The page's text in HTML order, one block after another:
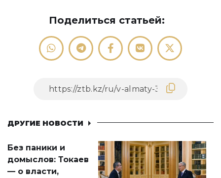
Поделиться статьей:
ДРУГИЕ НОВОСТИ
Без паники и
домыслов: Токаев
— о власти,